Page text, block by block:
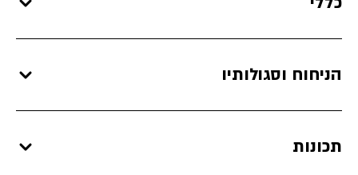
הניחוח וסגולותיו
תכונות